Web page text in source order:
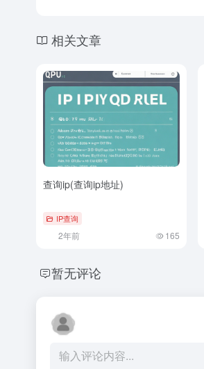
相关文章
查询ip(查询ip地址)
IP查询
2年前 165
暂无评论